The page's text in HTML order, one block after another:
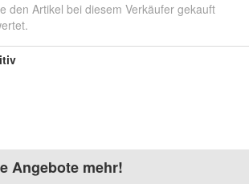
den Artikel bei diesem Verkäufer gekauft
Angebote mehr!